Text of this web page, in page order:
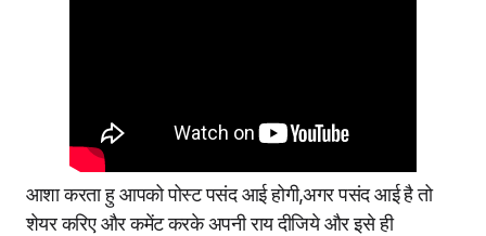
आशा करता हु आपको पोस्ट पसंद आई होगी,अगर पसंद आई है तो
शेयर करिए और कमेंट करके अपनी राय दीजिये और इसे ही